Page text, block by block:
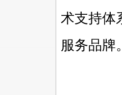
术支持体
服务品牌